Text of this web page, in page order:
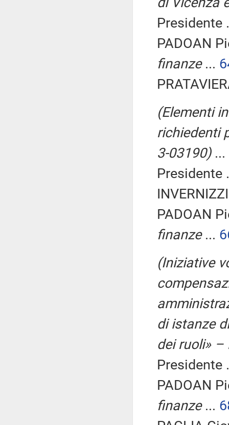
Presidente
PADOAN
finanze...
(Elementi
richiedenti
3-03190)...
Presidente
PADOAN
finanze...
(Iniziative
di istanze
dei ruoli» –
Presidente
PADOAN
finanze...